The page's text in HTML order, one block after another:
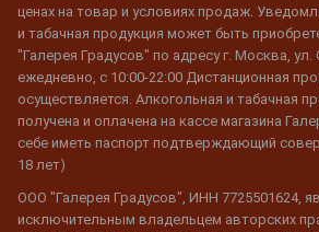
ценах на товар и условиях продаж.
и табачная продукция может быть
"Галерея Градусов" по адресу г. Москва, ул.
ежедневно, с 10:00-22:00 Дистанционная
осуществляется. Алкогольная и табачная
получена и оплачена на кассе магазина
себе иметь паспорт подтверждающий
18 лет)
ООО "Галерея Градусов", ИНН 7725501624,
исключительным владельцем авторских